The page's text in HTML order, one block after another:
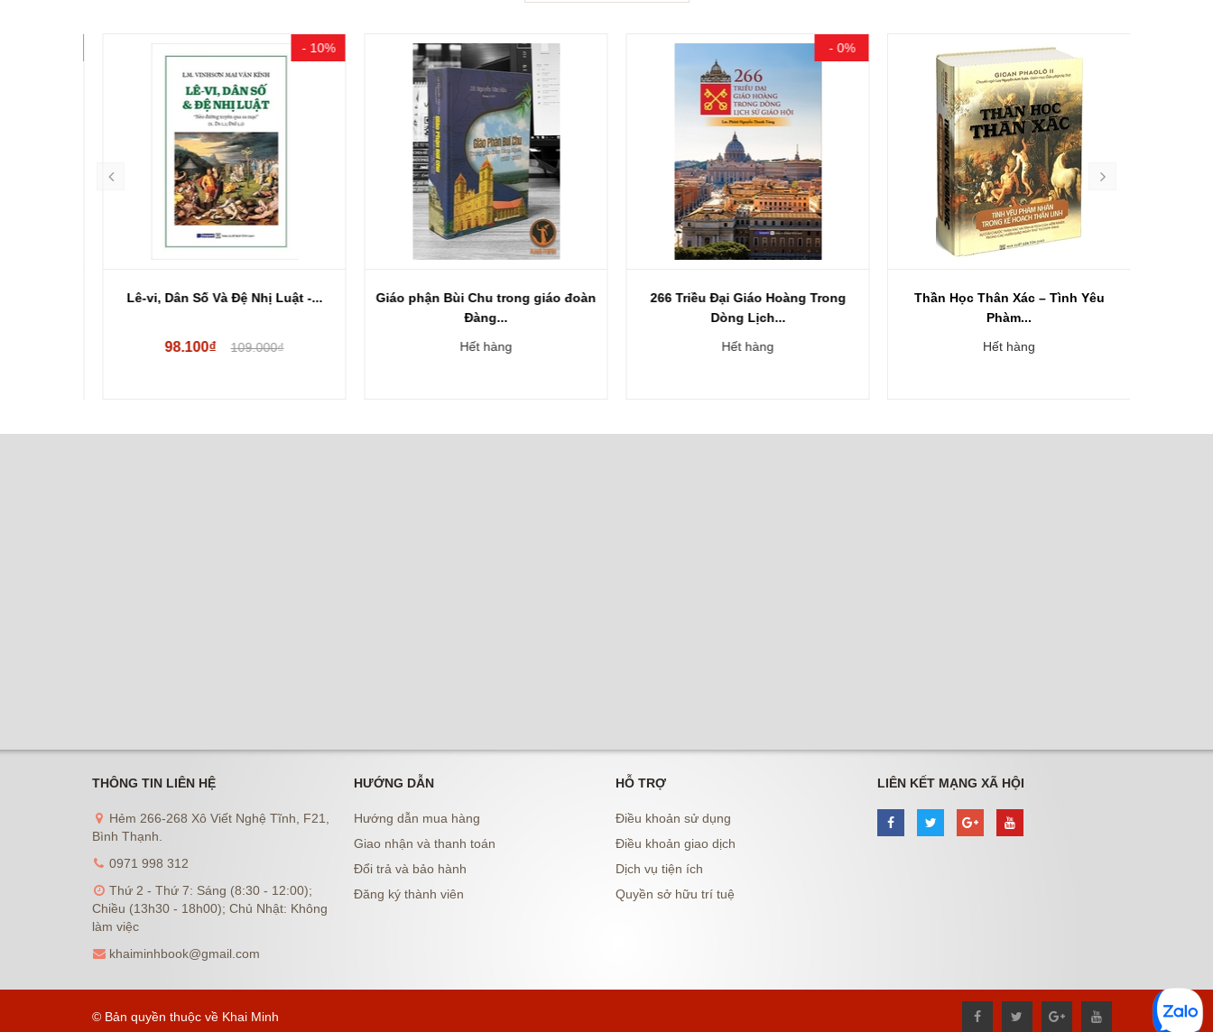
- 10%
Lê-vi, Dân Số Và Đệ Nhị Luật -...
98.100₫ 109.000₫
Giáo phận Bùi Chu trong giáo đoàn
Đàng...
Hết hàng
- 0%
266 Triều Đại Giáo Hoàng Trong
Dòng Lịch...
Hết hàng
Thần Học Thân Xác – Tình Yêu
Phàm...
Hết hàng
THÔNG TIN LIÊN HỆ
Hẻm 266-268 Xô Viết Nghệ Tĩnh, F21,
Bình Thạnh.
0971 998 312
Thứ 2 - Thứ 7: Sáng (8:30 - 12:00);
Chiều (13h30 - 18h00); Chủ Nhật: Không
làm việc
khaiminhbook@gmail.com
HƯỚNG DẪN
Hướng dẫn mua hàng
Giao nhận và thanh toán
Đổi trả và bảo hành
Đăng ký thành viên
HỖ TRỢ
Điều khoản sử dụng
Điều khoản giao dịch
Dịch vụ tiện ích
Quyền sở hữu trí tuệ
LIÊN KẾT MẠNG XÃ HỘI
© Bản quyền thuộc về Khai Minh